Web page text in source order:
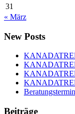
31
« März
New Posts
Beiträge